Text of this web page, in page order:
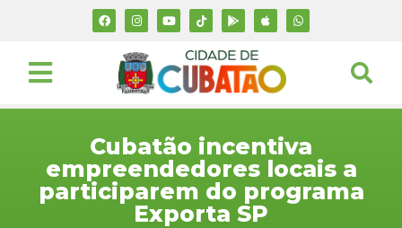
Cubatão incentiva
empreendedores locais a
participarem do programa
Exporta SP